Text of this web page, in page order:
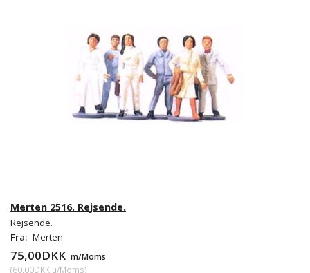
Merten 2516. Rejsende.
Rejsende.
Fra: Merten
75,00DKK m/Moms
(60,00DKK u/Moms)